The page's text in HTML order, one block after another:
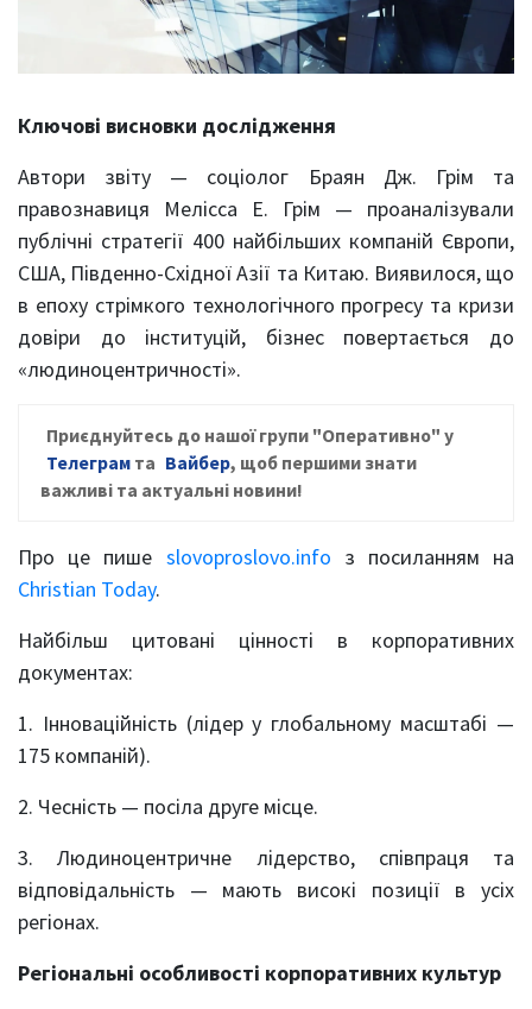
Ключові висновки дослідження
Автори звіту — соціолог Браян Дж. Грім та
правознавиця Мелісса Е. Грім — проаналізували
публічні стратегії 400 найбільших компаній Європи,
США, Південно-Східної Азії та Китаю. Виявилося, що
в епоху стрімкого технологічного прогресу та кризи
довіри до інституцій, бізнес повертається до
«людиноцентричності».
Приєднуйтесь до нашої групи "Оперативно" у
Телеграм та Вайбер, щоб першими знати
важливі та актуальні новини!
Про це пише slovoproslovo.info з посиланням на
Christian Today.
Найбільш цитовані цінності в корпоративних
документах:
1. Інноваційність (лідер у глобальному масштабі —
175 компаній).
2. Чесність — посіла друге місце.
3. Людиноцентричне лідерство, співпраця та
відповідальність — мають високі позиції в усіх
регіонах.
Регіональні особливості корпоративних культур